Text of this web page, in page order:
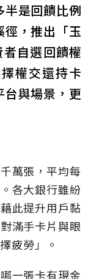
是回饋比例
，推出「玉
自選回饋權
權交還持卡
台與場景，更
萬張，平均每
各大銀行雖紛
此提升用戶黏
滿手卡片與眼
疲勞」。
一張卡有現金